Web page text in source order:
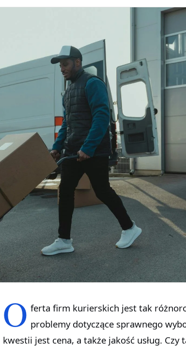
O ferta firm kurierskich jest tak
problemy dotyczące sprawnego
kwestii jest cena, a także jakość usług.